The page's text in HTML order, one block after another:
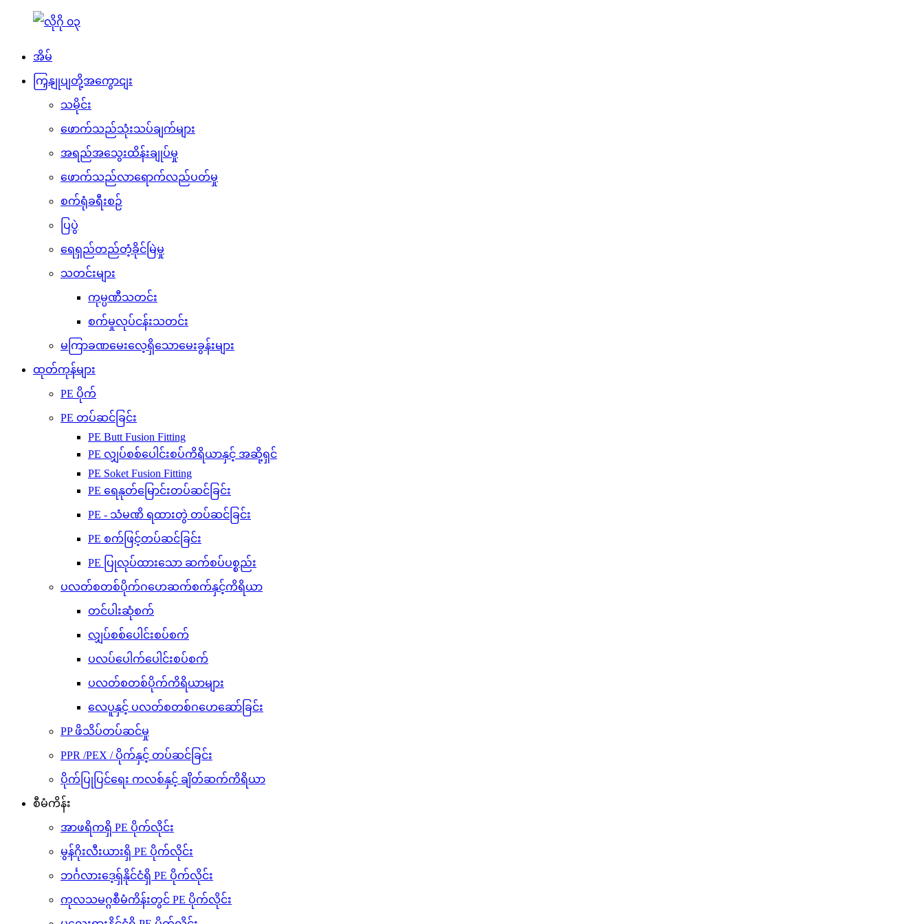
အိမ်
ကြှနျုပျတို့အကွောငျး
သမိုင်း
ဖောက်သည်သုံးသပ်ချက်များ
အရည်အသွေးထိန်းချုပ်မှု
ဖောက်သည်လာရောက်လည်ပတ်မှု
စက်ရုံခရီးစဉ်
ပြပွဲ
ရေရှည်တည်တံ့ခိုင်မြဲမှု
သတင်းများ
ကုမ္ပဏီသတင်း
စက်မှုလုပ်ငန်းသတင်း
မကြာခဏမေးလေ့ရှိသောမေးခွန်းများ
ထုတ်ကုန်များ
PE ပိုက်
PE တပ်ဆင်ခြင်း
PE Butt Fusion Fitting
PE လျှပ်စစ်ပေါင်းစပ်ကိရိယာနှင့် အဆို့ရှင်
PE Soket Fusion Fitting
PE ရေနုတ်မြောင်းတပ်ဆင်ခြင်း
PE - သံမဏိ ရထားတွဲ တပ်ဆင်ခြင်း
PE စက်ဖြင့်တပ်ဆင်ခြင်း
PE ပြုလုပ်ထားသော ဆက်စပ်ပစ္စည်း
ပလတ်စတစ်ပိုက်ဂဟေဆက်စက်နှင့်ကိရိယာ
တင်ပါးဆုံစက်
လျှပ်စစ်ပေါင်းစပ်စက်
ပလပ်ပေါက်ပေါင်းစပ်စက်
ပလတ်စတစ်ပိုက်ကိရိယာများ
လေပူနှင့် ပလတ်စတစ်ဂဟေဆော်ခြင်း
PP ဖိသိပ်တပ်ဆင်မှု
PPR /PEX / ပိုက်နှင့် တပ်ဆင်ခြင်း
ပိုက်ပြုပြင်ရေး ကလစ်နှင့် ချိတ်ဆက်ကိရိယာ
စီမံကိန်း
အာဖရိကရှိ PE ပိုက်လိုင်း
မွန်ဂိုးလီးယားရှိ PE ပိုက်လိုင်း
ဘင်္ဂလားဒေ့ရှ်နိုင်ငံရှိ PE ပိုက်လိုင်း
ကုလသမဂ္ဂစီမံကိန်းတွင် PE ပိုက်လိုင်း